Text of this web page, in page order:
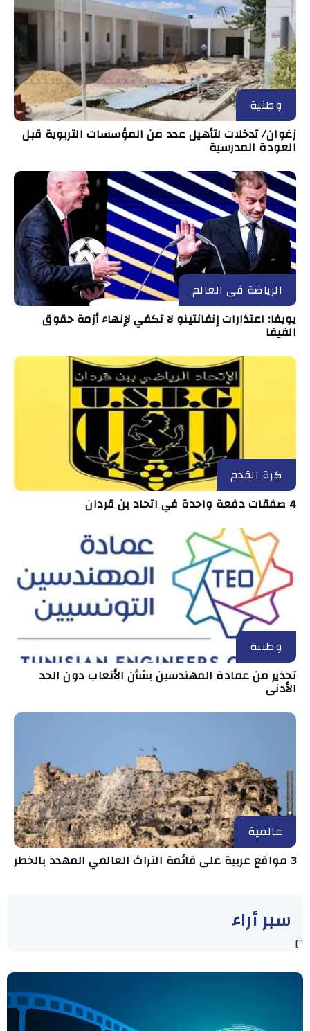
وطنية
زغوان/ تدخلات لتأهيل عدد من المؤسسات التربوية قبل
العودة المدرسية
الرياضة في العالم
يويفا: اعتذارات إنفانتينو لا تكفي لإنهاء أزمة حقوق
الفيفا
كرة القدم
4 صفقات دفعة واحدة في اتحاد بن قردان
وطنية
تحذير من عمادة المهندسين بشأن الأتعاب دون الحد
الأدنى
عالمية
3 مواقع عربية على قائمة التراث العالمي المهدد بالخطر
سبر أراء
"]